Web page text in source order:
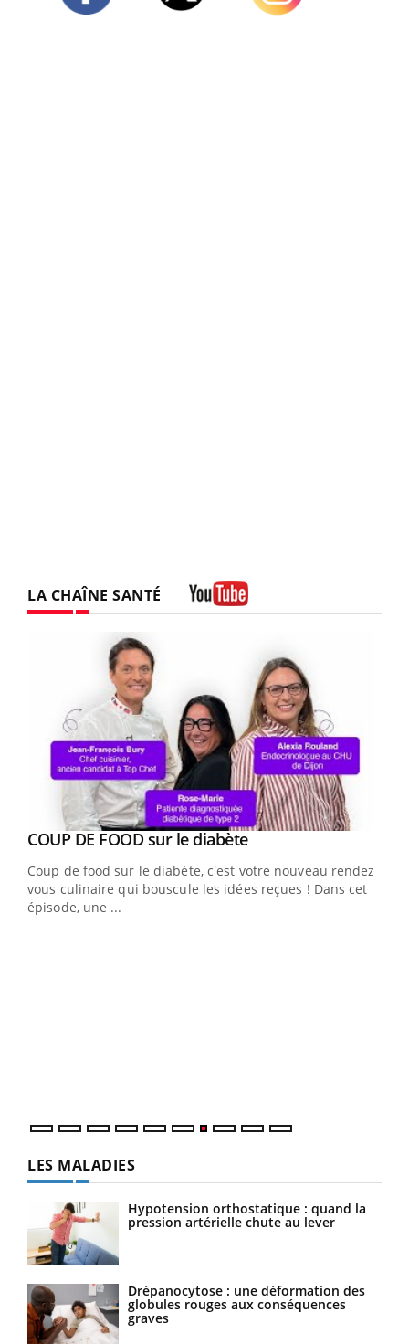
LA CHAÎNE SANTÉ
Youtube
COUP DE FOOD sur le diabèteYoutube
Coup de food sur le diabète, c'est votre nouveau rendez-
vous culinaire qui bouscule les idées reçues ! Dans cet
épisode, une ...
LES MALADIES
Hypotension orthostatique : quand la
pression artérielle chute au lever
Drépanocytose : une déformation des
globules rouges aux conséquences
graves